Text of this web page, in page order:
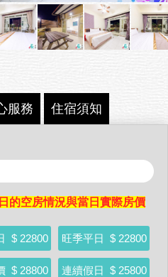
服務 住宿須知
的空房情況與當日實際房價
$ 22800 旺季平日 $ 22800
$ 28800 連續假日 $ 25800